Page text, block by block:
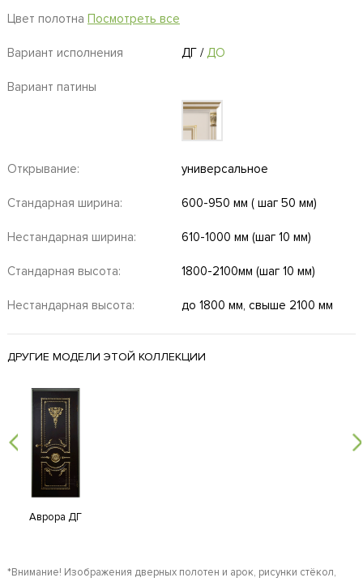
Цвет полотна Посмотреть все
Вариант исполнения ДГ/ДО
Вариант патины
Открывание: универсальное
Стандарная ширина: 600-950 мм ( шаг 50 мм)
Нестандарная ширина: 610-1000 мм (шаг 10 мм)
Стандарная высота: 1800-2100мм (шаг 10 мм)
Нестандарная высота: до 1800 мм, свыше 2100 мм
ДРУГИЕ МОДЕЛИ ЭТОЙ КОЛЛЕКЦИИ
Аврора ДГ
*Внимание! Изображения дверных полотен и арок, рисунки стёкол,